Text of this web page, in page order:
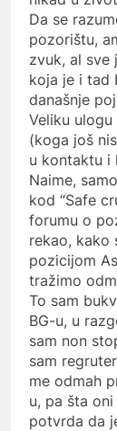
Da se
pozorištu,
zvuk, al sve
koja je i tad
današnje
Veliku
(koga još
u kontaktu i
Naime,
kod “Safe
forumu o
rekao, kako
pozicijom
tražimo
To sam
BG-u, u
sam non
sam
me odmah
u, pa šta
potvrda da